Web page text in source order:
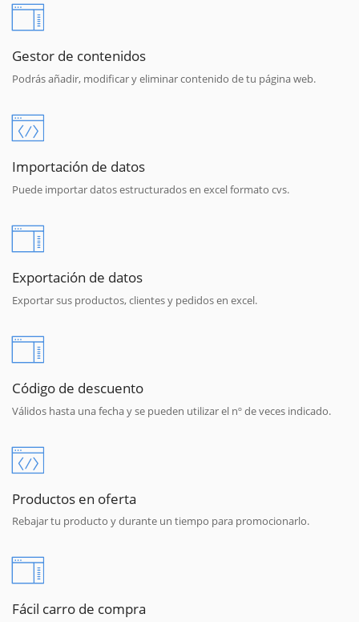
Gestor de contenidos
Podrás añadir, modificar y eliminar contenido de tu página web.
Importación de datos
Puede importar datos estructurados en excel formato cvs.
Exportación de datos
Exportar sus productos, clientes y pedidos en excel.
Código de descuento
Válidos hasta una fecha y se pueden utilizar el nº de veces indicado.
Productos en oferta
Rebajar tu producto y durante un tiempo para promocionarlo.
Fácil carro de compra